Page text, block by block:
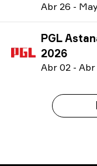
Abr 26 - M
PGL
2026
Abr 02 - Abr